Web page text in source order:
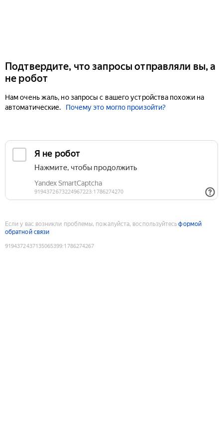
Подтвердите, что запросы отправляли вы, а
не робот
Нам очень жаль, но запросы с вашего устройства похожи на
автоматические.
Почему это могло произойти?
Если у вас возникли проблемы, пожалуйста, воспользуйтесьформой
обратной связи
9194372437135065399:1786274267